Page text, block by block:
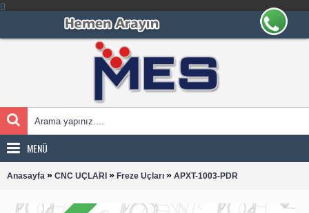
MENÜ
Anasayfa » CNC UÇLARI » Freze Uçları » APXT-1003-PDR